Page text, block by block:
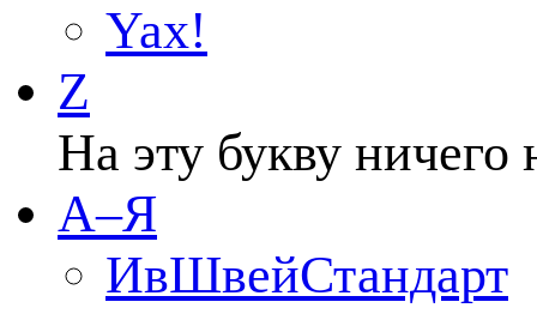
Yax!
Z
На эту букву ничего
А–Я
ИвШвейСтандарт